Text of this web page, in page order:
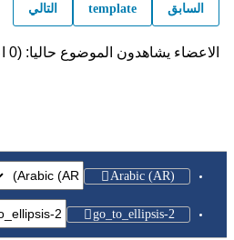
السابق template التالي
الاعضاء يشاهدون الموضوع حاليا: (0 اعضاء و 0 زوار)
Arabic (AR)
go_to_ellipsis-2